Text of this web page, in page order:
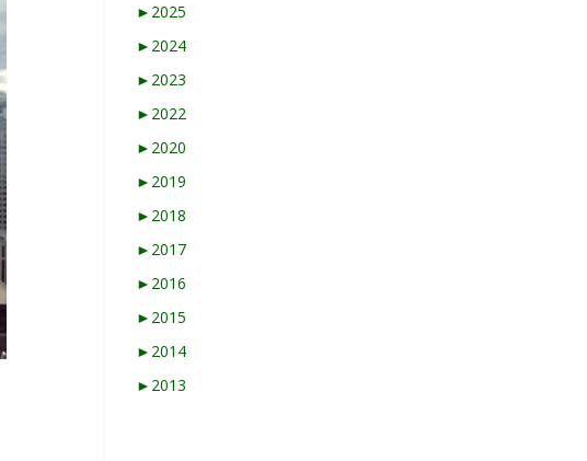
► 2025
► 2024
► 2023
► 2022
► 2020
► 2019
► 2018
► 2017
► 2016
► 2015
► 2014
► 2013